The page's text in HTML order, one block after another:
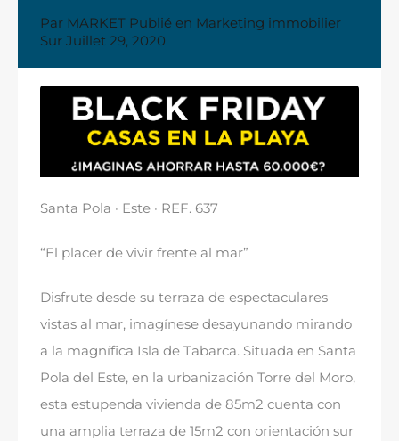
Par MARKET Publié en Marketing immobilier
Sur Juillet 29, 2020
Santa Pola · Este · REF. 637
“El placer de vivir frente al mar”
Disfrute desde su terraza de espectaculares
vistas al mar, imagínese desayunando mirando
a la magnífica Isla de Tabarca. Situada en Santa
Pola del Este, en la urbanización Torre del Moro,
esta estupenda vivienda de 85m2 cuenta con
una amplia terraza de 15m2 con orientación sur